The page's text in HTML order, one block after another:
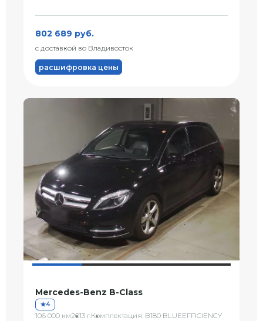
802 689 руб.
с доставкой во Владивосток
расшифровка цены
Mercedes-Benz B-Class
4
106 000 км2013 г.Комплектация: B180 BLUEEFFICIENCY